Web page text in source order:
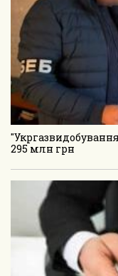
295 млн грн